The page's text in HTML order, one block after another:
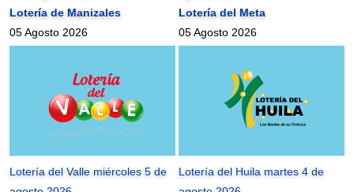
Lotería de Manizales
05 Agosto 2026
Lotería del Meta
05 Agosto 2026
Lotería del Valle miércoles 5 de
Lotería del Huila martes 4 de